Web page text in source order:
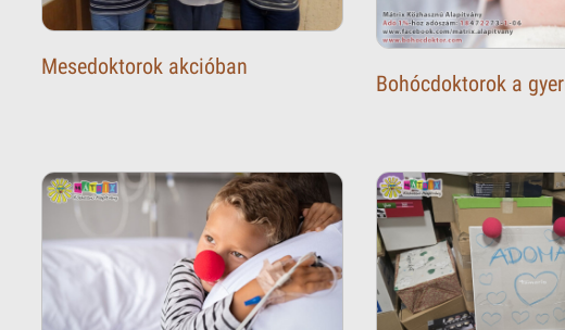
Mesedoktorok akcióban
Bohócdoktorok a